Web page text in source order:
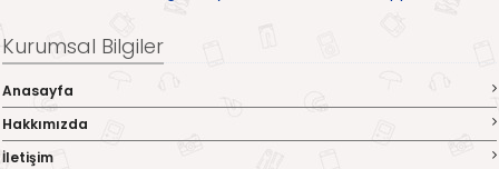
Kurumsal Bilgiler
Anasayfa
Hakkımızda
İletişim